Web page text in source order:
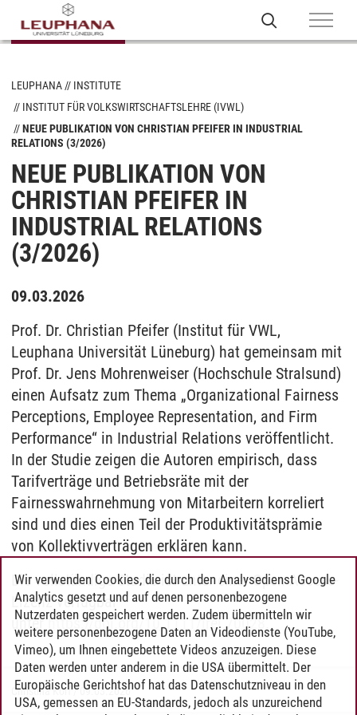
LEUPHANA
INSTITUTE
INSTITUT FÜR VOLKSWIRTSCHAFTSLEHRE (IVWL)
NEUE PUBLIKATION VON CHRISTIAN PFEIFER IN INDUSTRIAL
RELATIONS (3/2026)
NEUE PUBLIKATION VON
CHRISTIAN PFEIFER IN
INDUSTRIAL RELATIONS
(3/2026)
09.03.2026
Prof. Dr. Christian Pfeifer (Institut für VWL,
Leuphana Universität Lüneburg) hat gemeinsam mit
Prof. Dr. Jens Mohrenweiser (Hochschule Stralsund)
einen Aufsatz zum Thema „Organizational Fairness
Perceptions, Employee Representation, and Firm
Performance“ in Industrial Relations veröffentlicht.
In der Studie zeigen die Autoren empirisch, dass
Tarifverträge und Betriebsräte mit der
Fairnesswahrnehmung von Mitarbeitern korreliert
sind und dies einen Teil der Produktivitätsprämie
von Kollektivverträgen erklären kann.
Die vollständige Studie ist unter einer Open-Access-
Lizenz verfügbar
unterhttps://doi.org/10.1111/irel.70028.
Christina Korf/ 09.03.2026
Wir verwenden Cookies, die durch den Analysedienst Google
Analytics gesetzt und auf denen personenbezogene
Nutzerdaten gespeichert werden. Zudem übermitteln wir
weitere personenbezogene Daten an Videodienste (YouTube,
Vimeo), um Ihnen eingebettete Videos anzuzeigen. Diese
Daten werden unter anderem in die USA übermittelt. Der
Europäische Gerichtshof hat das Datenschutzniveau in den
USA, gemessen an EU-Standards, jedoch als unzureichend